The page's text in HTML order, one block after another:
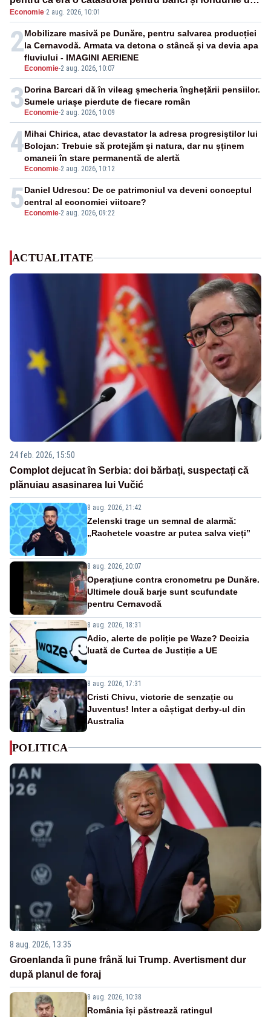
pensii
Economie·2 aug. 2026, 10:01
2
Economie-2 aug. 2026, 10:07
Mobilizare masivă pe Dunăre, pentru salvarea producției
la Cernavodă. Armata va detona o stâncă și va devia apa
fluviului - IMAGINI AERIENE
3 Economie-2 aug. 2026, 10:09
Dorina Barcari dă în vileag șmecheria înghețării pensiilor.
Sumele uriașe pierdute de fiecare român
4
Economie-2 aug. 2026, 10:12
Mihai Chirica, atac devastator la adresa progresiștilor lui
Bolojan: Trebuie să protejăm și natura, dar nu șținem
omaneii în stare permanentă de alertă
5 Economie-2 aug. 2026, 09:22
Daniel Udrescu: De ce patrimoniul va deveni conceptul
central al economiei viitoare?
ACTUALITATE
24 feb. 2026, 15:50
Complot dejucat în Serbia: doi bărbați, suspectați că
plănuiau asasinarea lui Vučić
8 aug. 2026, 21:42
Zelenski trage un semnal de alarmă:
„Rachetele voastre ar putea salva vieți”
8 aug. 2026, 20:07
Operațiune contra cronometru pe Dunăre.
Ultimele două barje sunt scufundate
pentru Cernavodă
8 aug. 2026, 18:31
Adio, alerte de poliție pe Waze? Decizia
luată de Curtea de Justiție a UE
8 aug. 2026, 17:31
Cristi Chivu, victorie de senzație cu
Juventus! Inter a câștigat derby-ul din
Australia
POLITICA
8 aug. 2026, 13:35
Groenlanda îi pune frână lui Trump. Avertisment dur
după planul de foraj
8 aug. 2026, 10:38
România își păstrează ratingul